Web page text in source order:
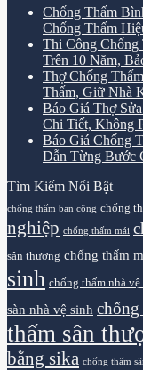
Chống Thấm
Chống Thấm
Thi Công Chống
Trên 10 Năm,
Thợ Chống
Thấm, Giữ Nhà
Báo Giá Thợ
Chi Tiết, Không
Báo Giá Chống
Dẫn Từng Bước
Tìm Kiếm Nổi Bật
chống thấm ban công chống
nghiệp chống thấm mái
sân thượng chống thấm
sinh chống thấm nhà vệ
sàn nhà vệ sinh chống
thấm sân
bằng sika chống thấm